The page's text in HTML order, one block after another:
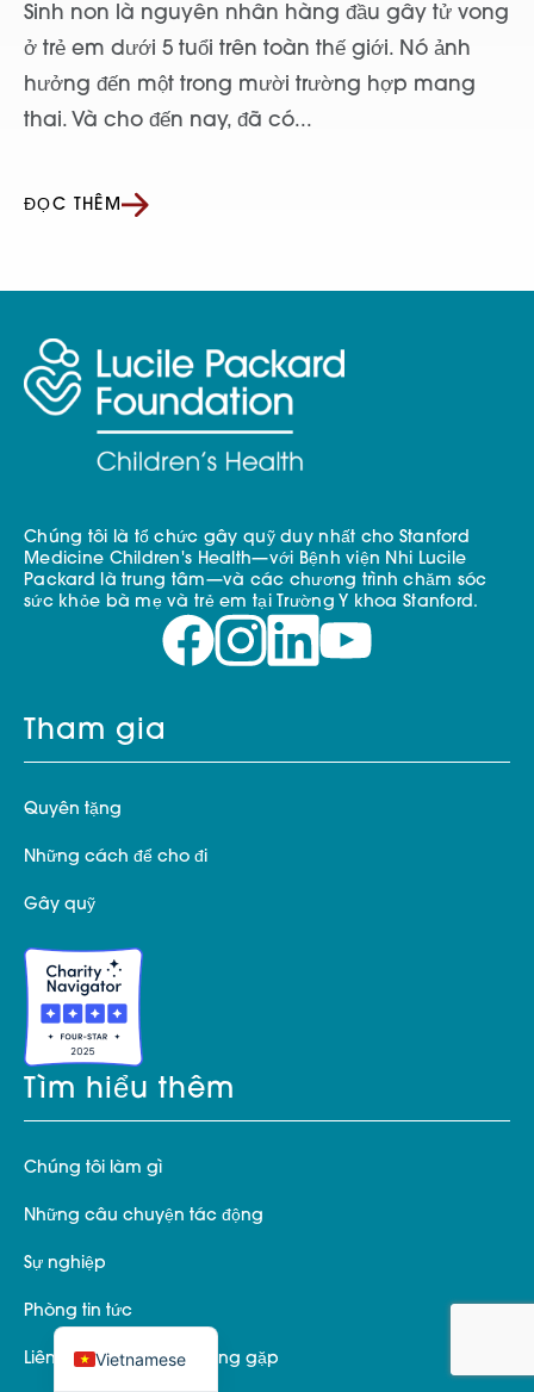
Sinh non là nguyên nhân hàng đầu gây tử vong
ở trẻ em dưới 5 tuổi trên toàn thế giới. Nó ảnh
hưởng đến một trong mười trường hợp mang
thai. Và cho đến nay, đã có...
ĐỌC THÊM
Chúng tôi là tổ chức gây quỹ duy nhất cho Stanford
Medicine Children's Health—với Bệnh viện Nhi Lucile
Packard là trung tâm—và các chương trình chăm sóc
sức khỏe bà mẹ và trẻ em tại Trường Y khoa Stanford.
Tham gia
Quyên tặng
Những cách để cho đi
Gây quỹ
Tìm hiểu thêm
Chúng tôi làm gì
Những câu chuyện tác động
Sự nghiệp
Phòng tin tức
Liên hệ và Câu hỏi thường gặp
Vietnamese